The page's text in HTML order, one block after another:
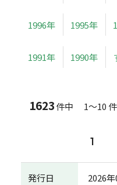
1996年 1995年
1991年 1990年
1623件中 1～10
1
発行日 2026